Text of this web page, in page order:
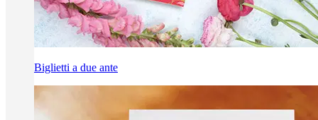
Biglietti a due ante